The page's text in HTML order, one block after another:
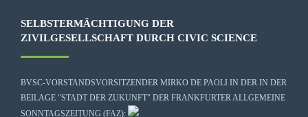
SELBSTERMÄCHTIGUNG DER
ZIVILGESELLSCHAFT DURCH CIVIC SCIENCE
BVSC-VORSTANDSVORSITZENDER MIRKO DE PAOLI IN DER IN DER
BEILAGE "STADT DER ZUKUNFT" DER FRANKFURTER ALLGEMEINE
SONNTAGSZEITUNG (FAZ):